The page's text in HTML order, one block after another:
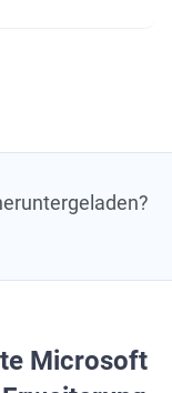
Edge? Mit
zum
Microsoft